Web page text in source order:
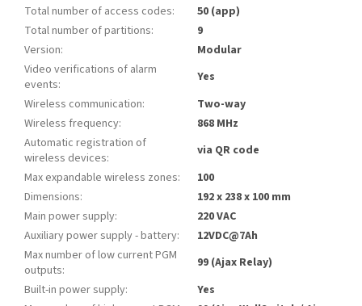
Total number of access codes:
50 (app)
Total number of partitions:
9
Version:
Modular
Video verifications of alarm
events:
Yes
Wireless communication:
Two-way
Wireless frequency:
868 MHz
Automatic registration of
wireless devices:
via QR code
Max expandable wireless zones:
100
Dimensions:
192 x 238 x 100 mm
Main power supply:
220 VAC
Auxiliary power supply - battery:
12VDC@7Ah
Max number of low current PGM
outputs:
99 (Ajax Relay)
Built-in power supply:
Yes